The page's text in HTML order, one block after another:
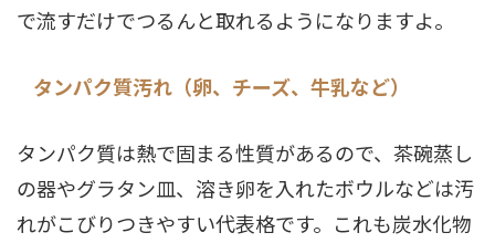
で流すだけでつるんと取れるようになりますよ。
タンパク質汚れ（卵、チーズ、牛乳など）
タンパク質は熱で固まる性質があるので、茶碗蒸し
の器やグラタン皿、溶き卵を入れたボウルなどは汚
れがこびりつきやすい代表格です。これも炭水化物